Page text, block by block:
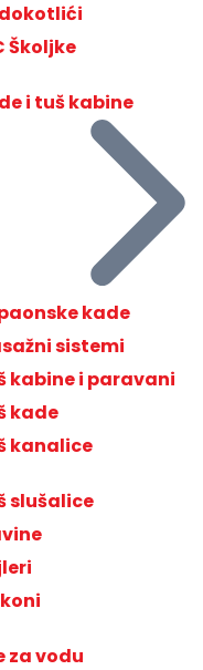
Školjke
i tuš kabine
kade
sistemi
kabine i paravani
kade
kanalice
slušalice
za vodu